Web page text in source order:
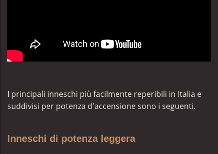
I principali inneschi più facilmente reperibili in Italia e
suddivisi per potenza d'accensione sono i seguenti.
Inneschi di potenza leggera